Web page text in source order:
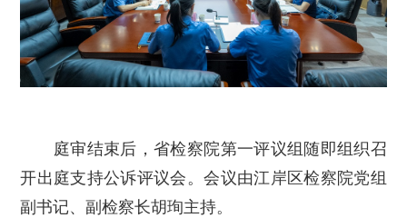
庭审结束后，省检察院第一评议组随即组织召
开出庭支持公诉评议会。会议由江岸区检察院党组
副书记、副检察长胡珣主持。